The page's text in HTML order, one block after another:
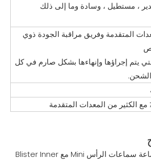
، مستطيل ، وسادة وما إلى ذلك
المتقدمة وفريق مراقبة الجودة ذوي
يتم إجراؤها وإنهاءها بشكل صارم في كل
يعد صندوق تغليف سماعة سماعات الرأس Mini مع Blister Inner